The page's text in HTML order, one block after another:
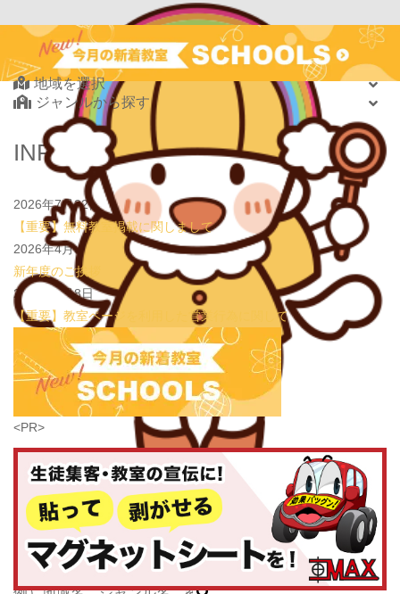
スでハロウィンを楽しもう👻
表現教室そうぞう
2026.08.01
new!
【鶴見の受験生必見】偏差値38から早稲田・慶應に
大逆転合格！あえて「捨てた」3つの常識
学習塾PLAN B. 鶴見校
2026.08.01 new! 心を育てる時間は今！1歳2歳
いのまた音楽教室
2026.07.29 new! 【第24回ファミリードーム杯小学生軟式野球大会】
JPCスポーツ教室 山形店
2026.07.22
情操教育ってつまり何？
いのまた音楽教室
2026.07.20 【オンライン開催】夏休みの作文・日記お助け講座
表
現教室そうぞう
子どもスクールナビ
公式キャラクター
掲載教室数173,463件
ジャンル数135件
6/24現在
Find Your School
地域を選択
北海道・東北
北海道
岩手県
宮城県
秋田県
山形県
福島県
関東
栃木県
群馬県
埼玉県
千葉県
東京都
神奈川県
中部
新潟県
富山県
石川県
福井県
ジャンルから探す
学習教室(5437)
INFORMATION
2026年7月22日
【重要】無料教室掲載に関しまして
2026年4月3日
新年度のご挨拶
2026年1月8日
【重要】教室ページを利用した営業行為に関して
<PR>